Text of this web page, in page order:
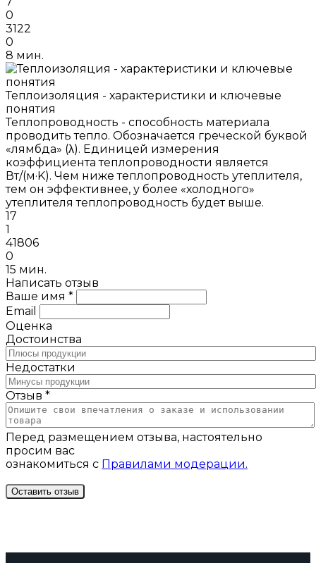
0
3122
0
8 мин.
Теплоизоляция - характеристики и ключевые
понятия
Теплопроводность - способность материала
проводить тепло. Обозначается греческой буквой
«лямбда» (λ). Единицей измерения
коэффициента теплопроводности является
Вт/(м·K). Чем ниже теплопроводность утеплителя,
тем он эффективнее, у более «холодного»
утеплителя теплопроводность будет выше.
17
1
41806
0
15 мин.
Написать отзыв
Ваше имя *
Email
Оценка
Достоинства
Недостатки
Отзыв *
Перед размещением отзыва, настоятельно
просим вас
ознакомиться с Правилами модерации.